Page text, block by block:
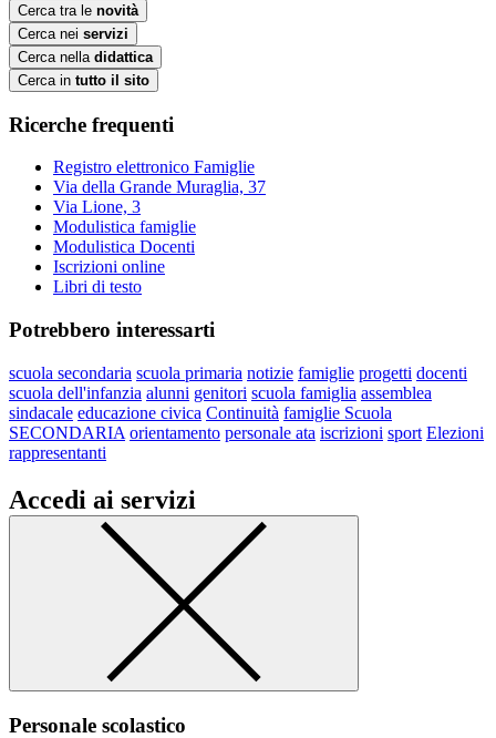
Cerca tra le novità
Cerca nei servizi
Cerca nella didattica
Cerca in tutto il sito
Ricerche frequenti
Registro elettronico Famiglie
Via della Grande Muraglia, 37
Via Lione, 3
Modulistica famiglie
Modulistica Docenti
Iscrizioni online
Libri di testo
Potrebbero interessarti
scuola secondaria scuola primaria notizie famiglie progetti docenti
scuola dell'infanzia alunni genitori scuola famiglia assemblea
sindacale educazione civica Continuità famiglie Scuola
SECONDARIA orientamento personale ata iscrizioni sport Elezioni
rappresentanti
Accedi ai servizi
Personale scolastico